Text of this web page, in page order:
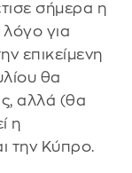
σήμερα η
για
επικείμενη
θα
αλλά (θα
η
την Κύπρο.